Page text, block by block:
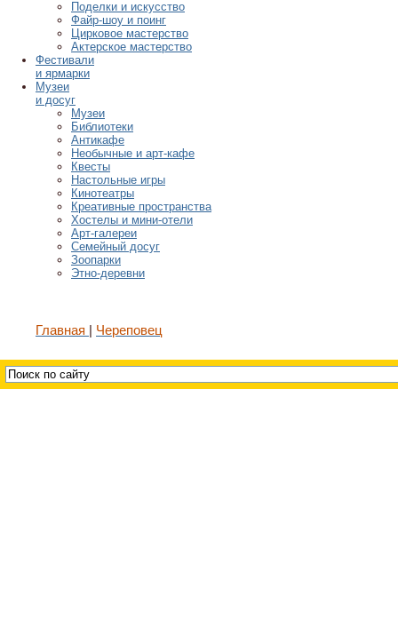
Поделки и искусство
Файр-шоу и поинг
Цирковое мастерство
Актерское мастерство
Фестивали
и ярмарки
Музеи
и досуг
Музеи
Библиотеки
Антикафе
Необычные и арт-кафе
Квесты
Настольные игры
Кинотеатры
Креативные пространства
Хостелы и мини-отели
Арт-галереи
Семейный досуг
Зоопарки
Этно-деревни
Главная Череповец